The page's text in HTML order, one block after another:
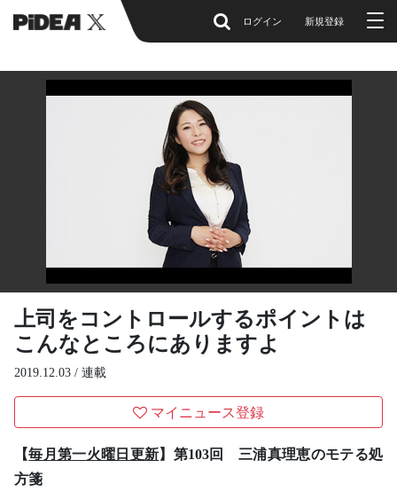
ログイン 新規登録
上司をコントロールするポイントは
こんなところにありますよ
2019.12.03 / 連載
マイニュース登録
【毎月第一火曜日更新】第103回 三浦真理恵のモテる処
方箋